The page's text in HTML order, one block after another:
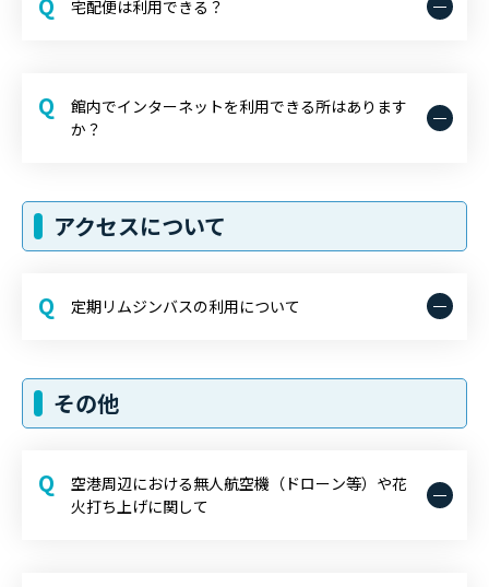
宅配便は利用できる？
Q
館内でインターネットを利用できる所はあります
か？
アクセスについて
Q 定期リムジンバスの利用について
その他
Q
空港周辺における無人航空機（ドローン等）や花
火打ち上げに関して